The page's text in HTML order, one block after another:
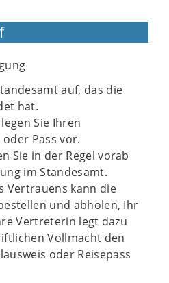
auf, das die
hat.
Sie Ihren
Pass vor.
Sie in der Regel vorab
im Standesamt.
Vertrauens kann die
und abholen, Ihr
Vertreterin legt dazu
Vollmacht den
oder Reisepass